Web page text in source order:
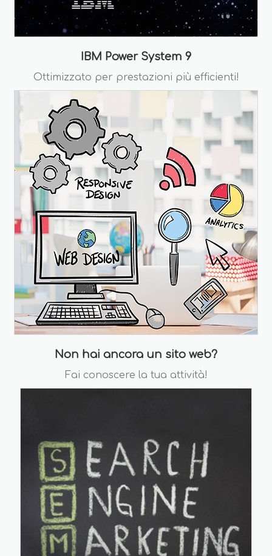
IBM Power System 9
Ottimizzato per prestazioni più efficienti!
Non hai ancora un sito web?
Fai conoscere la tua attività!